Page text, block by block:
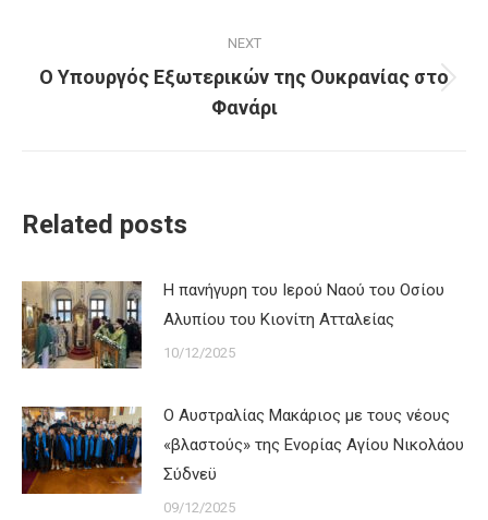
NEXT
Next
post:
Ο Υπουργός Εξωτερικών της Ουκρανίας στο
Φανάρι
Related posts
Η πανήγυρη του Ιερού Ναού του Οσίου
Αλυπίου του Κιονίτη Ατταλείας
10/12/2025
Ο Αυστραλίας Μακάριος με τους νέους
«βλαστούς» της Ενορίας Αγίου Νικολάου
Σύδνεϋ
09/12/2025